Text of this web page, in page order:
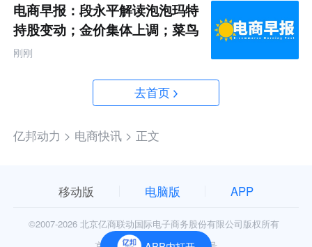
电商早报：段永平解读泡泡玛特
持股变动；金价集体上调；菜鸟
推出全球三日达跨境物流
刚刚
去首页
亿邦动力 > 电商快讯 > 正文
移动版 电脑版 APP
©2007-2026 北京亿商联动国际电子商务股份有限公司版权所有